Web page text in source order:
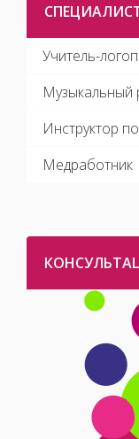
Учитель-
Музыкальный
Инструктор
Медработник